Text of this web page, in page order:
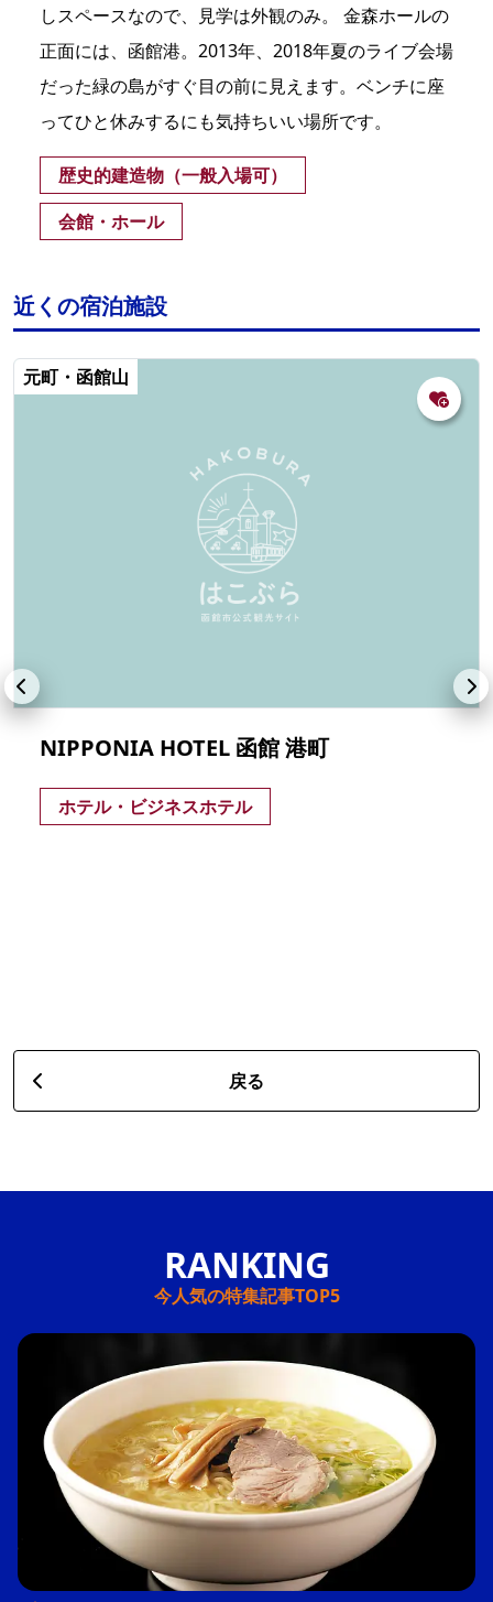
しスペースなので、見学は外観のみ。 金森ホールの
正面には、函館港。2013年、2018年夏のライブ会場
だった緑の島がすぐ目の前に見えます。ベンチに座
ってひと休みするにも気持ちいい場所です。
歴史的建造物（一般入場可）
会館・ホール
近くの宿泊施設
元町・函館山
NIPPONIA HOTEL 函館 港町
ホテル・ビジネスホテル
戻る
今人気の特集記事TOP5